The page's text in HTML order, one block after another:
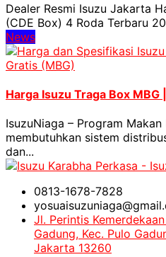
Dealer Resmi Isuzu Jakarta
(CDE Box) 4 Roda Terbaru
News
Harga Isuzu Traga Box
IsuzuNiaga – Program
membutuhkan sistem
dan...
0813-1678-7828
Jl. Perintis Kemerdekaan
Gadung, Kec. Pulo
Jakarta 13260